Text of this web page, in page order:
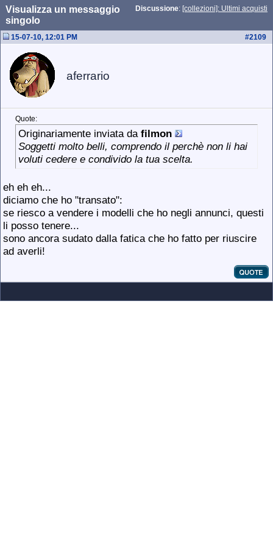
Discussione: [collezioni]: Ultimi acquisti
Visualizza un messaggio
singolo
#2109
15-07-10, 12:01 PM
aferrario
Quote:
Originariamente inviata da filmon
Soggetti molto belli, comprendo il perchè non li hai
voluti cedere e condivido la tua scelta.
eh eh eh...
diciamo che ho "transato":
se riesco a vendere i modelli che ho negli annunci, questi
li posso tenere...
sono ancora sudato dalla fatica che ho fatto per riuscire
ad averli!